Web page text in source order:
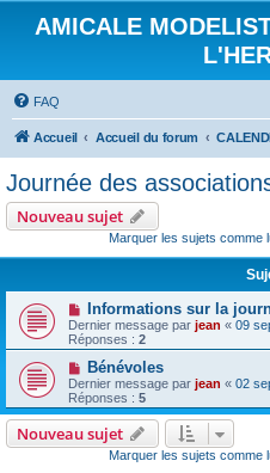
AMICALE
FAQ
Accueil Accueil du forum
Journée des
Nouveau sujet
Marquer les sujets comme
Informations sur la
Dernier message par jean « 09
Réponses : 2
Bénévoles
Dernier message par jean « 02
Réponses : 5
Nouveau sujet
Marquer les sujets comme